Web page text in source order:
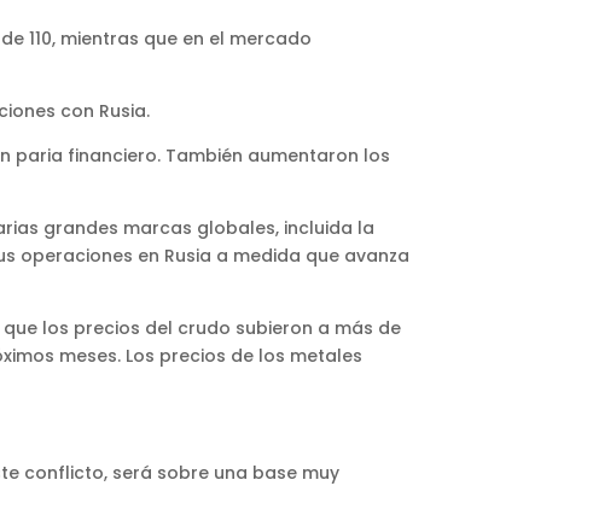
110, mientras que en el mercado
con Rusia.
paria financiero. También aumentaron los
grandes marcas globales, incluida la
operaciones en Rusia a medida que avanza
que los precios del crudo subieron a más de
meses. Los precios de los metales
conflicto, será sobre una base muy